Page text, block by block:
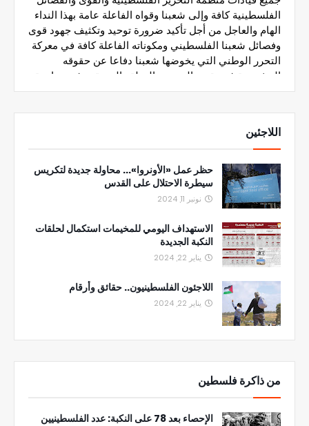
اللاجئين
حظر عمل «الأونروا»... محاولة جديدة لتكريس
سيطرة الاحتلال على القدس
نونبر 11, 2024
الاستهداف اليومي للمخيمات استكمال لحلقات
النكبة الجديدة
يناير 22, 2024
اللاجئون الفلسطينيون.. حقائق وأرقام
يناير 22, 2024
من ذاكرة فلسطين
الإحصاء بعد 78 على النكبة: عدد الفلسطينيين